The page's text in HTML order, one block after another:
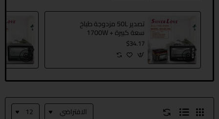
تصدير 50L مزدوجة طباخ
سعة كبيرة 1700W +
الكهربائية المنزلية فرن
الخبز توقيت
$34.17